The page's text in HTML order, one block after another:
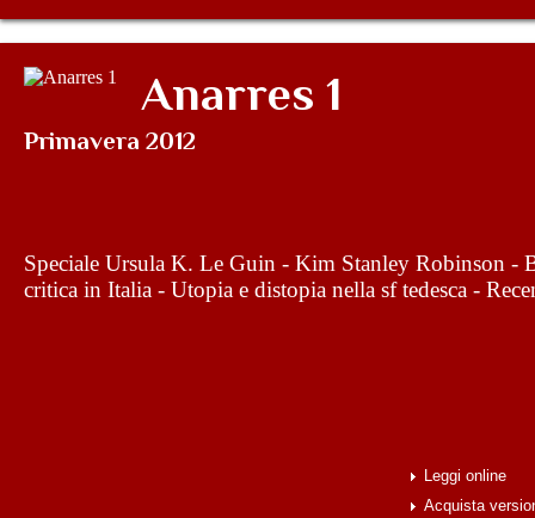
Anarres 1
Primavera 2012
Speciale Ursula K. Le Guin - Kim Stanley Robinson -
critica in Italia - Utopia e distopia nella sf tedesca -
Leggi online
Acquista